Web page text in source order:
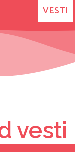
VESTI
vesti